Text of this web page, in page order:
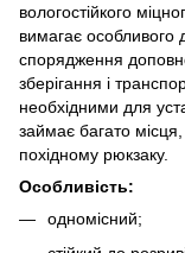
вологостійкого
вимагає особливого
спорядження
зберігання і
необхідними для
займає багато
похідному рюкзаку.
Особливість:
одномісний;